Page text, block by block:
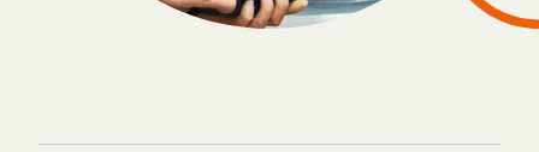
Solliciteren